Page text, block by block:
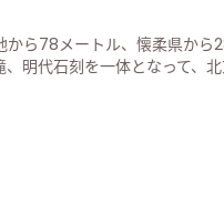
から78メートル、懐柔県から
明代石刻を一体となって、